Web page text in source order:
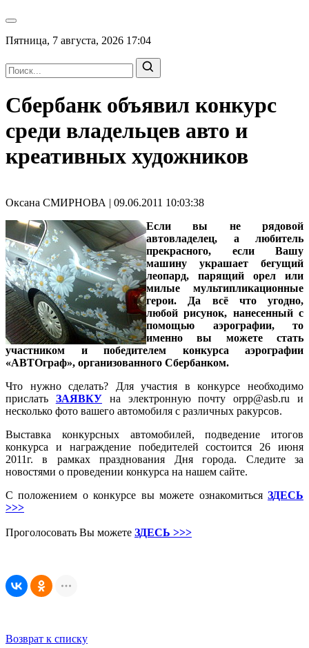
Пятница, 7 августа, 2026 17:04
Сбербанк объявил конкурс
среди владельцев авто и
креативных художников
Оксана СМИРНОВА | 09.06.2011 10:03:38
Если вы не рядовой
автовладелец, а любитель
прекрасного, если Вашу
машину украшает бегущий
леопард, парящий орел или
милые мультипликационные
герои. Да всё что угодно,
любой рисунок, нанесенный с
помощью аэрографии, то
именно вы можете стать
участником и победителем конкурса аэрографии
«АВТОграф», организованного Сбербанком.
Что нужно сделать? Для участия в конкурсе необходимо
прислать ЗАЯВКУна электронную почту orpp@asb.ru и
несколько фото вашего автомобиля с различных ракурсов.
Выставка конкурсных автомобилей, подведение итогов
конкурса и награждение победителей состоится 26 июня
2011г. в рамках празднования Дня города. Следите за
новостями о проведении конкурса на нашем сайте.
С положением о конкурсе вы можете ознакомиться ЗДЕСЬ
>>>
Проголосовать Вы можете ЗДЕСЬ >>>
Возврат к списку